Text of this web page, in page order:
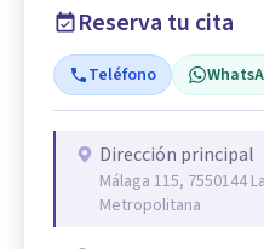
Reserva tu cita
Teléfono
Dirección principal
Málaga 115, 7550144
Metropolitana